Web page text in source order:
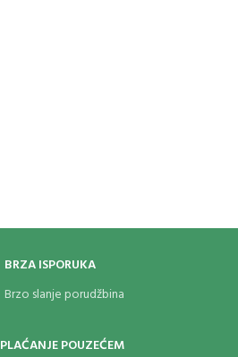
BRZA ISPORUKA
Brzo slanje porudžbina
PLAĆANJE POUZEĆEM